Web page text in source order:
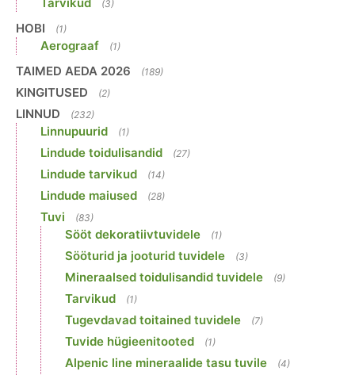
(3)
HOBI (1)
Aerograaf (1)
TAIMED AEDA 2026 (189)
KINGITUSED (2)
LINNUD (232)
Linnupuurid (1)
Lindude toidulisandid (27)
Lindude tarvikud (14)
Lindude maiused (28)
Tuvi (83)
Sööt dekoratiivtuvidele (1)
Sööturid ja jooturid tuvidele (3)
Mineraalsed toidulisandid tuvidele (9)
Tarvikud (1)
Tugevdavad toitained tuvidele (7)
Tuvide hügieenitooted (1)
Alpenic line mineraalide tasu tuvile (4)